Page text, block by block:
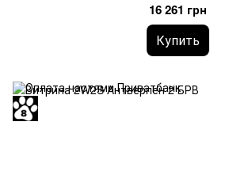
16 261 грн
Купить